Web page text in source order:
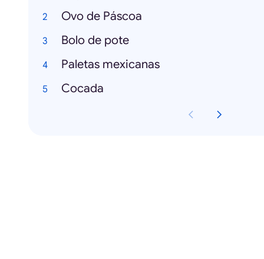
Ovo de Páscoa
Bolo de pote
Paletas mexicanas
Cocada